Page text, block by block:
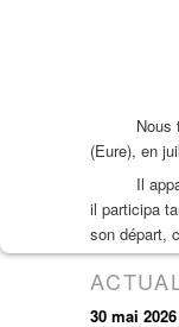
Nous
(Eure), en
Il
il participa
son départ,
30 mai